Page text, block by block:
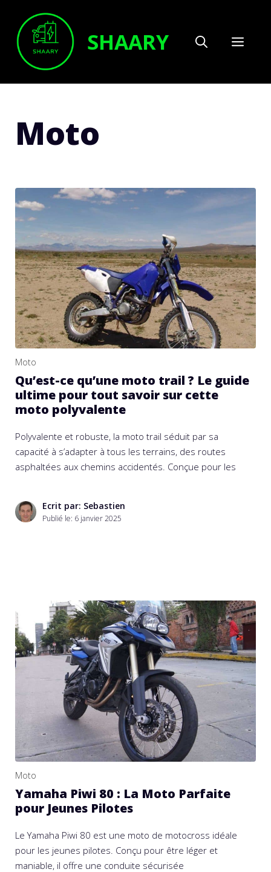
contenu
SHAARY
Moto
Moto
Qu’est-ce qu’une moto trail ? Le guide
ultime pour tout savoir sur cette
moto polyvalente
Polyvalente et robuste, la moto trail séduit par sa
capacité à s’adapter à tous les terrains, des routes
asphaltées aux chemins accidentés. Conçue pour les
Ecrit par: Sebastien
Publié le: 6 janvier 2025
Moto
Yamaha Piwi 80 : La Moto Parfaite
pour Jeunes Pilotes
Le Yamaha Piwi 80 est une moto de motocross idéale
pour les jeunes pilotes. Conçu pour être léger et
maniable, il offre une conduite sécurisée